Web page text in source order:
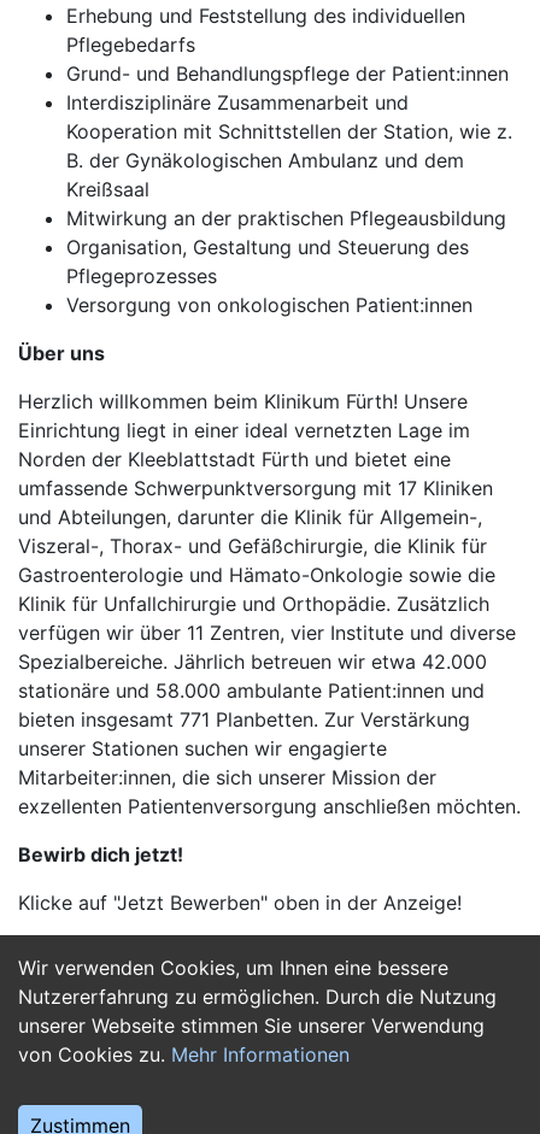
Wir verwenden Cookies, um Ihnen eine bessere
Nutzererfahrung zu ermöglichen. Durch die Nutzung
unserer Webseite stimmen Sie unserer Verwendung
von Cookies zu. Mehr Informationen
Zustimmen
Erhebung und Feststellung des individuellen
Pflegebedarfs
Grund- und Behandlungspflege der Patient:innen
Interdisziplinäre Zusammenarbeit und
Kooperation mit Schnittstellen der Station, wie z.
B. der Gynäkologischen Ambulanz und dem
Kreißsaal
Mitwirkung an der praktischen Pflegeausbildung
Organisation, Gestaltung und Steuerung des
Pflegeprozesses
Versorgung von onkologischen Patient:innen
Über uns
Herzlich willkommen beim Klinikum Fürth! Unsere
Einrichtung liegt in einer ideal vernetzten Lage im
Norden der Kleeblattstadt Fürth und bietet eine
umfassende Schwerpunktversorgung mit 17 Kliniken
und Abteilungen, darunter die Klinik für Allgemein-,
Viszeral-, Thorax- und Gefäßchirurgie, die Klinik für
Gastroenterologie und Hämato-Onkologie sowie die
Klinik für Unfallchirurgie und Orthopädie. Zusätzlich
verfügen wir über 11 Zentren, vier Institute und diverse
Spezialbereiche. Jährlich betreuen wir etwa 42.000
stationäre und 58.000 ambulante Patient:innen und
bieten insgesamt 771 Planbetten. Zur Verstärkung
unserer Stationen suchen wir engagierte
Mitarbeiter:innen, die sich unserer Mission der
exzellenten Patientenversorgung anschließen möchten.
Bewirb dich jetzt!
Klicke auf "Jetzt Bewerben" oben in der Anzeige!
Jetzt Bewerben